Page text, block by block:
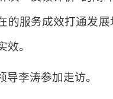
的服务成效打通发
效。
导李涛参加走访。